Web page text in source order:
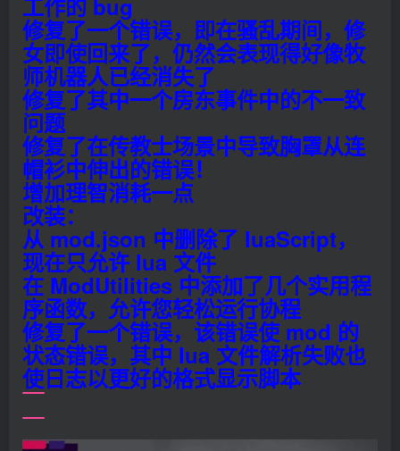
工作的 bug
修复了一个错误，即在骚乱期间，修
女即使回来了，仍然会表现得好像牧
师机器人已经消失了
修复了其中一个房东事件中的不一致
问题
修复了在传教士场景中导致胸罩从连
帽衫中伸出的错误！
增加理智消耗一点
改装：
从 mod.json 中删除了 luaScript，
现在只允许 lua 文件
在 ModUtilities 中添加了几个实用程
序函数，允许您轻松运行协程
修复了一个错误，该错误使 mod 的
状态错误，其中 lua 文件解析失败也
使日志以更好的格式显示脚本